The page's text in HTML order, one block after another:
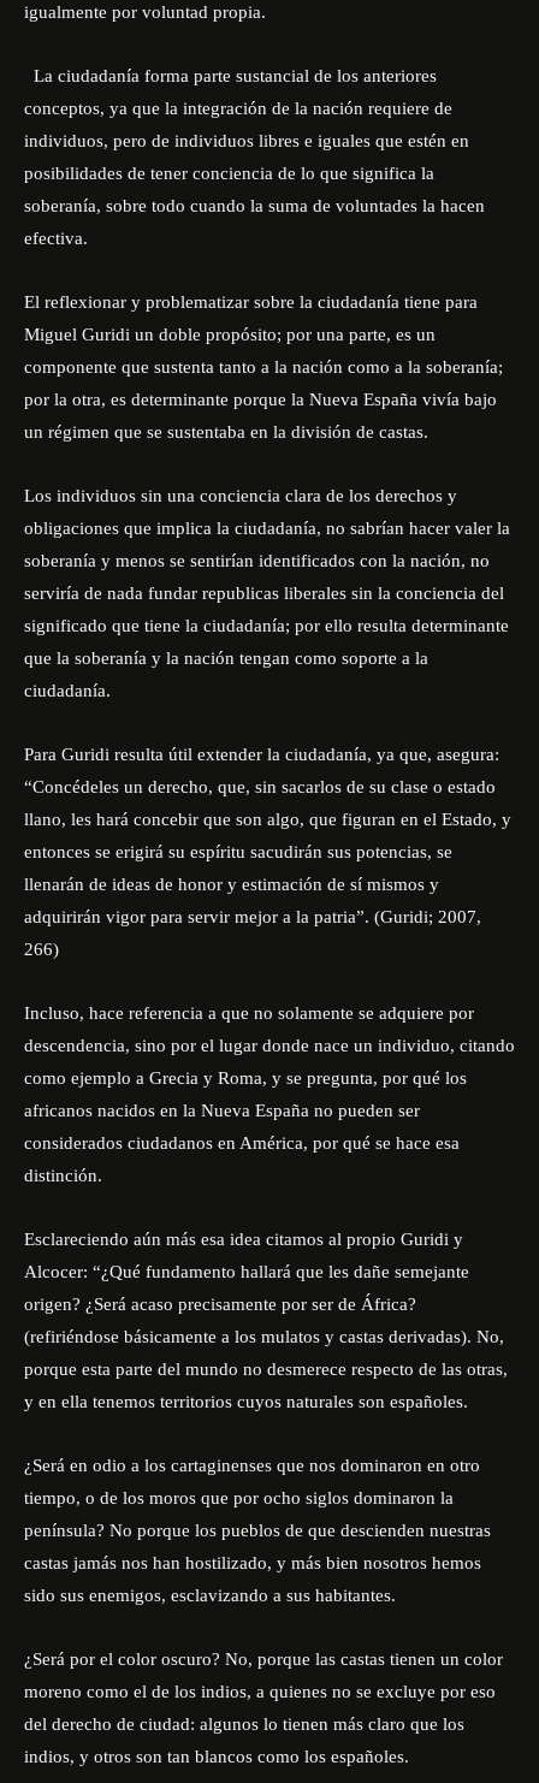
igualmente por voluntad propia.
La ciudadanía forma parte sustancial de los anteriores
conceptos, ya que la integración de la nación requiere de
individuos, pero de individuos libres e iguales que estén en
posibilidades de tener conciencia de lo que significa la
soberanía, sobre todo cuando la suma de voluntades la hacen
efectiva.
El reflexionar y problematizar sobre la ciudadanía tiene para
Miguel Guridi un doble propósito; por una parte, es un
componente que sustenta tanto a la nación como a la soberanía;
por la otra, es determinante porque la Nueva España vivía bajo
un régimen que se sustentaba en la división de castas.
Los individuos sin una conciencia clara de los derechos y
obligaciones que implica la ciudadanía, no sabrían hacer valer la
soberanía y menos se sentirían identificados con la nación, no
serviría de nada fundar republicas liberales sin la conciencia del
significado que tiene la ciudadanía; por ello resulta determinante
que la soberanía y la nación tengan como soporte a la
ciudadanía.
Para Guridi resulta útil extender la ciudadanía, ya que, asegura:
“Concédeles un derecho, que, sin sacarlos de su clase o estado
llano, les hará concebir que son algo, que figuran en el Estado, y
entonces se erigirá su espíritu sacudirán sus potencias, se
llenarán de ideas de honor y estimación de sí mismos y
adquirirán vigor para servir mejor a la patria”. (Guridi; 2007,
266)
Incluso, hace referencia a que no solamente se adquiere por
descendencia, sino por el lugar donde nace un individuo, citando
como ejemplo a Grecia y Roma, y se pregunta, por qué los
africanos nacidos en la Nueva España no pueden ser
considerados ciudadanos en América, por qué se hace esa
distinción.
Esclareciendo aún más esa idea citamos al propio Guridi y
Alcocer: “¿Qué fundamento hallará que les dañe semejante
origen? ¿Será acaso precisamente por ser de África?
(refiriéndose básicamente a los mulatos y castas derivadas). No,
porque esta parte del mundo no desmerece respecto de las otras,
y en ella tenemos territorios cuyos naturales son españoles.
¿Será en odio a los cartaginenses que nos dominaron en otro
tiempo, o de los moros que por ocho siglos dominaron la
península? No porque los pueblos de que descienden nuestras
castas jamás nos han hostilizado, y más bien nosotros hemos
sido sus enemigos, esclavizando a sus habitantes.
¿Será por el color oscuro? No, porque las castas tienen un color
moreno como el de los indios, a quienes no se excluye por eso
del derecho de ciudad: algunos lo tienen más claro que los
indios, y otros son tan blancos como los españoles.